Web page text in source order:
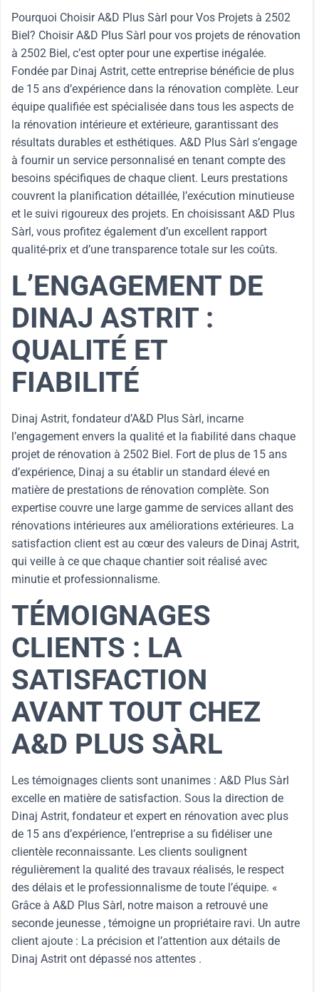
Pourquoi Choisir A&D Plus Sàrl pour Vos Projets à 2502
Biel? Choisir A&D Plus Sàrl pour vos projets de rénovation
à 2502 Biel, c’est opter pour une expertise inégalée.
Fondée par Dinaj Astrit, cette entreprise bénéficie de plus
de 15 ans d’expérience dans la rénovation complète. Leur
équipe qualifiée est spécialisée dans tous les aspects de
la rénovation intérieure et extérieure, garantissant des
résultats durables et esthétiques. A&D Plus Sàrl s’engage
à fournir un service personnalisé en tenant compte des
besoins spécifiques de chaque client. Leurs prestations
couvrent la planification détaillée, l’exécution minutieuse
et le suivi rigoureux des projets. En choisissant A&D Plus
Sàrl, vous profitez également d’un excellent rapport
qualité-prix et d’une transparence totale sur les coûts.
L’ENGAGEMENT DE
DINAJ ASTRIT :
QUALITÉ ET
FIABILITÉ
Dinaj Astrit, fondateur d’A&D Plus Sàrl, incarne
l’engagement envers la qualité et la fiabilité dans chaque
projet de rénovation à 2502 Biel. Fort de plus de 15 ans
d’expérience, Dinaj a su établir un standard élevé en
matière de prestations de rénovation complète. Son
expertise couvre une large gamme de services allant des
rénovations intérieures aux améliorations extérieures. La
satisfaction client est au cœur des valeurs de Dinaj Astrit,
qui veille à ce que chaque chantier soit réalisé avec
minutie et professionnalisme.
TÉMOIGNAGES
CLIENTS : LA
SATISFACTION
AVANT TOUT CHEZ
A&D PLUS SÀRL
Les témoignages clients sont unanimes : A&D Plus Sàrl
excelle en matière de satisfaction. Sous la direction de
Dinaj Astrit, fondateur et expert en rénovation avec plus
de 15 ans d’expérience, l’entreprise a su fidéliser une
clientèle reconnaissante. Les clients soulignent
régulièrement la qualité des travaux réalisés, le respect
des délais et le professionnalisme de toute l’équipe. «
Grâce à A&D Plus Sàrl, notre maison a retrouvé une
seconde jeunesse , témoigne un propriétaire ravi. Un autre
client ajoute : La précision et l’attention aux détails de
Dinaj Astrit ont dépassé nos attentes .